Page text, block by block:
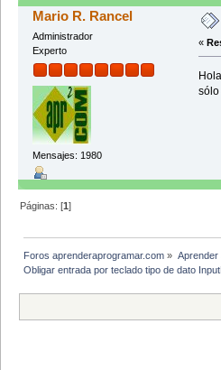
}
Mario R. Rancel
Administrador
Experto
Mensajes: 1980
«
sólo
Páginas: [1]
Foros aprenderaprogramar.com » Aprender
Obligar entrada por teclado tipo de dato